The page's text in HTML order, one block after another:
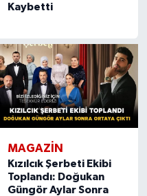
Kaybetti
MAGAZIN
Kızılcık Şerbeti Ekibi
Toplandı: Doğukan
Güngör Aylar Sonra